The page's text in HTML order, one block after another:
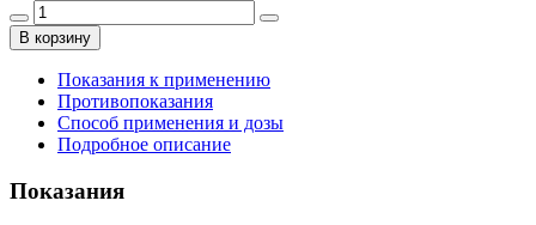
В корзину
Показания к применению
Противопоказания
Способ применения и дозы
Подробное описание
Показания